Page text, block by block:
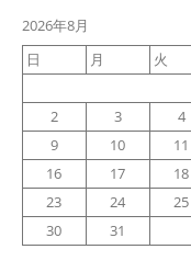
2026年8月
日
月 火
2
3 4
9
10 11
16
17 18
23
24 25
30
31